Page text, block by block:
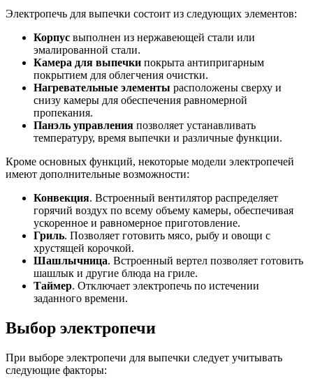
Электропечь для выпечки состоит из следующих элементов:
Корпус выполнен из нержавеющей стали или
эмалированной стали.
Камера для выпечки покрыта антипригарным
покрытием для облегчения очистки.
Нагревательные элементы расположены сверху и
снизу камеры для обеспечения равномерной
пропекания.
Панэль управления позволяет устанавливать
температуру, время выпечки и различные функции.
Кроме основных функций, некоторые модели электропечей
имеют дополнительные возможности:
Конвекция. Встроенный вентилятор распределяет
горячий воздух по всему объему камеры, обеспечивая
ускоренное и равномерное приготовление.
Гриль. Позволяет готовить мясо, рыбу и овощи с
хрустящей корочкой.
Шашлычница. Встроенный вертел позволяет готовить
шашлык и другие блюда на гриле.
Таймер. Отключает электропечь по истечении
заданного времени.
Выбор электропечи
При выборе электропечи для выпечки следует учитывать
следующие факторы: